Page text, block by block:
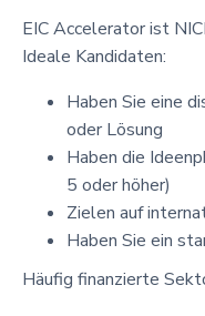
EIC Accelerator ist
Ideale Kandidaten:
Haben Sie eine
oder Lösung
Haben die
5 oder höher)
Zielen auf
Haben Sie ein
Häufig finanzierte